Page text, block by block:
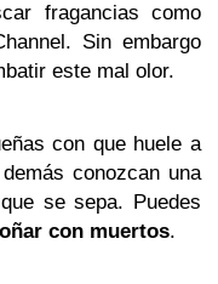
fragancias como
Sin embargo
este mal olor.
con que huele a
conozcan una
se sepa. Puedes
con muertos.